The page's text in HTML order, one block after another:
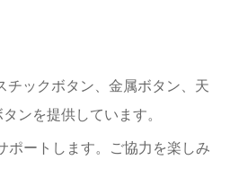
チックボタン、金属ボタン、天
ンを提供しています。
ポートします。ご協力を楽しみ